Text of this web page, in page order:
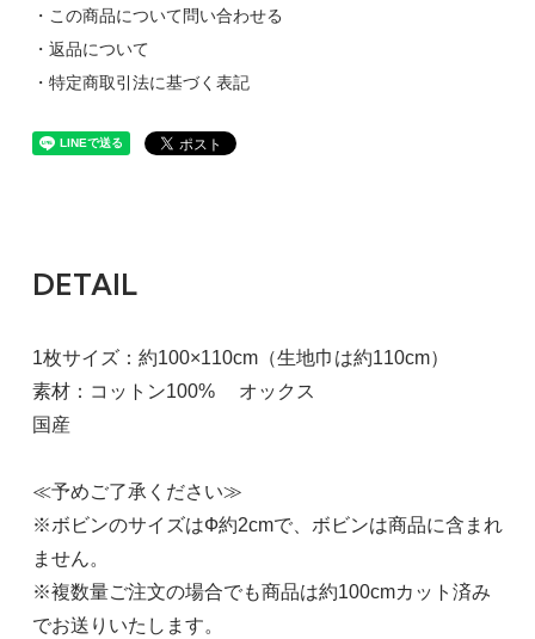
・この商品について問い合わせる
・返品について
・特定商取引法に基づく表記
DETAIL
1枚サイズ：約100×110cm（生地巾は約110cm）
素材：コットン100% オックス
国産
≪予めご了承ください≫
※ボビンのサイズはФ約2cmで、ボビンは商品に含まれ
ません。
※複数量ご注文の場合でも商品は約100cmカット済み
でお送りいたします。